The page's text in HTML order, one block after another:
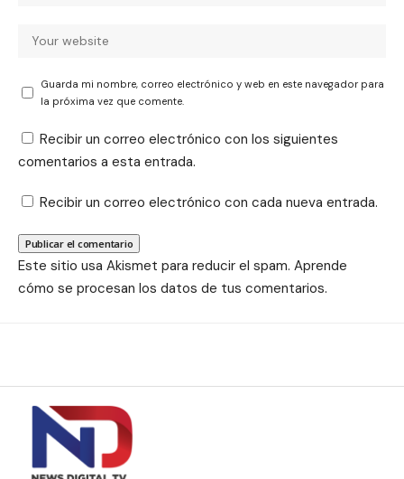
Guarda mi nombre, correo electrónico y web en este navegador para
la próxima vez que comente.
Recibir un correo electrónico con los siguientes
comentarios a esta entrada.
Recibir un correo electrónico con cada nueva entrada.
Este sitio usa Akismet para reducir el spam. Aprende
cómo se procesan los datos de tus comentarios.